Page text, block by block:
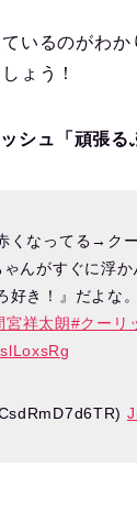
いるのがわか
ょう！
シュ「頑張る
くなってる→ク
んがすぐに浮か
好き！』だよな
宮祥太朗#クーリ